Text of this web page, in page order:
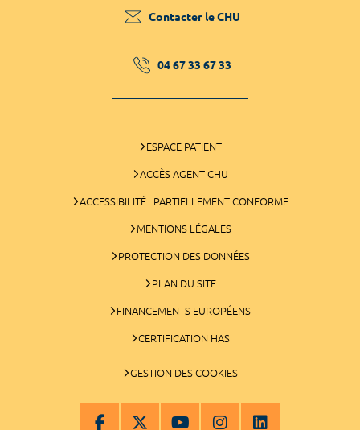
Contacter le CHU
04 67 33 67 33
ESPACE PATIENT
ACCÈS AGENT CHU
ACCESSIBILITÉ : PARTIELLEMENT CONFORME
MENTIONS LÉGALES
PROTECTION DES DONNÉES
PLAN DU SITE
FINANCEMENTS EUROPÉENS
CERTIFICATION HAS
GESTION DES COOKIES